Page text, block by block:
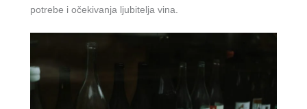
potrebe i očekivanja ljubitelja vina.